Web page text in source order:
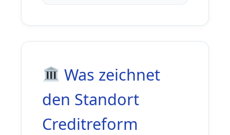
Was zeichnet
den Standort
Creditreform